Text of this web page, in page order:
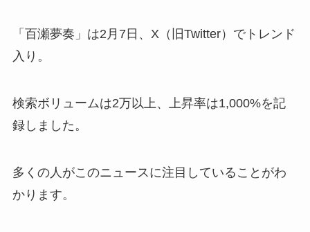
「百瀬夢奏」は2月7日、X（旧Twitter）でトレンド
入り。
検索ボリュームは2万以上、上昇率は1,000%を記
録しました。
多くの人がこのニュースに注目していることがわ
かります。